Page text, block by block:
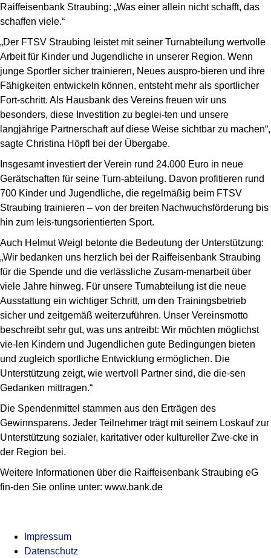
Raiffeisenbank Straubing: „Was einer allein nicht schafft, das
schaffen viele.“
„Der FTSV Straubing leistet mit seiner Turnabteilung wertvolle
Arbeit für Kinder und Jugendliche in unserer Region. Wenn
junge Sportler sicher trainieren, Neues auspro-bieren und ihre
Fähigkeiten entwickeln können, entsteht mehr als sportlicher
Fort-schritt. Als Hausbank des Vereins freuen wir uns
besonders, diese Investition zu beglei-ten und unsere
langjährige Partnerschaft auf diese Weise sichtbar zu machen“,
sagte Christina Höpfl bei der Übergabe.
Insgesamt investiert der Verein rund 24.000 Euro in neue
Gerätschaften für seine Turn-abteilung. Davon profitieren rund
700 Kinder und Jugendliche, die regelmäßig beim FTSV
Straubing trainieren – von der breiten Nachwuchsförderung bis
hin zum leis-tungsorientierten Sport.
Auch Helmut Weigl betonte die Bedeutung der Unterstützung:
„Wir bedanken uns herzlich bei der Raiffeisenbank Straubing
für die Spende und die verlässliche Zusam-menarbeit über
viele Jahre hinweg. Für unsere Turnabteilung ist die neue
Ausstattung ein wichtiger Schritt, um den Trainingsbetrieb
sicher und zeitgemäß weiterzuführen. Unser Vereinsmotto
beschreibt sehr gut, was uns antreibt: Wir möchten möglichst
vie-len Kindern und Jugendlichen gute Bedingungen bieten
und zugleich sportliche Entwicklung ermöglichen. Die
Unterstützung zeigt, wie wertvoll Partner sind, die die-sen
Gedanken mittragen.“
Die Spendenmittel stammen aus den Erträgen des
Gewinnsparens. Jeder Teilnehmer trägt mit seinem Loskauf zur
Unterstützung sozialer, karitativer oder kultureller Zwe-cke in
der Region bei.
Weitere Informationen über die Raiffeisenbank Straubing eG
fin-den Sie online unter: www.bank.de
Impressum
Datenschutz